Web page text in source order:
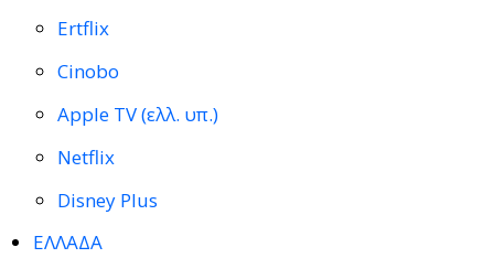
Ertflix
Cinobo
Apple TV (ελλ. υπ.)
Netflix
Disney Plus
ΕΛΛΑΔΑ